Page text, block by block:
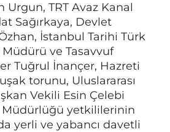
Urgun, TRT Avaz Kanal
Sağırkaya, Devlet
İstanbul Tarihi Türk
ve Tasavvuf
Tuğrul İnançer, Hazreti
torunu, Uluslararası
Vekili Esin Çelebi
Müdürlüğü yetkililerinin
yerli ve yabancı davetli